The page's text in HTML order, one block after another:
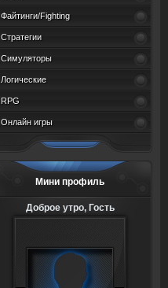
Файтинги/Fighting
Стратегии
Симуляторы
Логические
RPG
Онлайн игры
Мини профиль
Доброе утро, Гость